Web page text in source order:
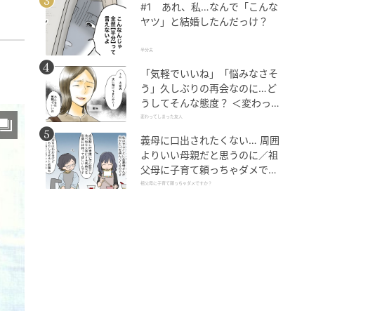
#1 あれ、私…なんで「こんな
ヤツ」と結婚したんだっけ？
半分夫
「気軽でいいね」「悩みなさそ
う」久しぶりの再会なのに…ど
うしてそんな態度？ ＜変わって
しまった友人 1話＞【ため息が
変わってしまった友人
義母に口出されたくない… 周囲
よりいい母親だと思うのに／祖
父母に子育て頼っちゃダメです
か？（1）【私のママ友付き合
祖父母に子育て頼っちゃダメですか？